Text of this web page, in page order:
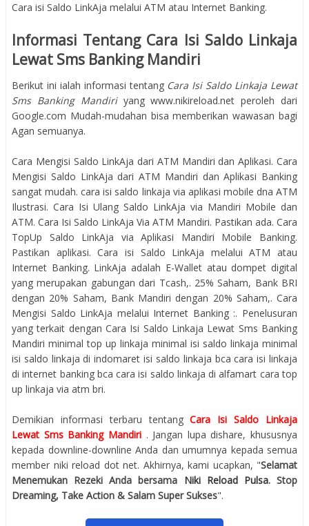
Cara isi Saldo LinkAja melalui ATM atau Internet Banking.
Informasi Tentang Cara Isi Saldo Linkaja
Lewat Sms Banking Mandiri
Berikut ini ialah informasi tentang Cara Isi Saldo Linkaja Lewat
Sms Banking Mandiri yang www.nikireload.net peroleh dari
Google.com Mudah-mudahan bisa memberikan wawasan bagi
Agan semuanya.
Cara Mengisi Saldo LinkAja dari ATM Mandiri dan Aplikasi. Cara
Mengisi Saldo LinkAja dari ATM Mandiri dan Aplikasi Banking
sangat mudah. cara isi saldo linkaja via aplikasi mobile dna ATM
Ilustrasi. Cara Isi Ulang Saldo LinkAja via Mandiri Mobile dan
ATM. Cara Isi Saldo LinkAja Via ATM Mandiri. Pastikan ada. Cara
TopUp Saldo LinkAja via Aplikasi Mandiri Mobile Banking.
Pastikan aplikasi. Cara isi Saldo LinkAja melalui ATM atau
Internet Banking. LinkAja adalah E-Wallet atau dompet digital
yang merupakan gabungan dari Tcash,. 25% Saham, Bank BRI
dengan 20% Saham, Bank Mandiri dengan 20% Saham,. Cara
Mengisi Saldo LinkAja melalui Internet Banking :. Penelusuran
yang terkait dengan Cara Isi Saldo Linkaja Lewat Sms Banking
Mandiri minimal top up linkaja minimal isi saldo linkaja minimal
isi saldo linkaja di indomaret isi saldo linkaja bca cara isi linkaja
di internet banking bca cara isi saldo linkaja di alfamart cara top
up linkaja via atm bri.
Demikian informasi terbaru tentangCara Isi Saldo Linkaja
Lewat Sms Banking Mandiri . Jangan lupa dishare, khususnya
kepada downline-downline Anda dan umumnya kepada semua
member niki reload dot net. Akhirnya, kami ucapkan, "Selamat
Menemukan Rezeki Anda bersama Niki Reload Pulsa. Stop
Dreaming, Take Action & Salam Super Sukses".